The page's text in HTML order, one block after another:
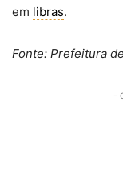
em libras.
Fonte: Prefeitura
-